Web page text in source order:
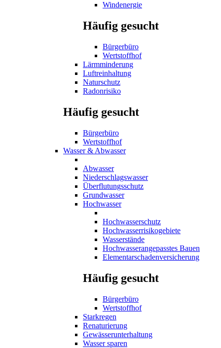
Windenergie
Häufig gesucht
Bürgerbüro
Wertstoffhof
Lärmminderung
Luftreinhaltung
Naturschutz
Radonrisiko
Häufig gesucht
Bürgerbüro
Wertstoffhof
Wasser & Abwasser
Abwasser
Niederschlagswasser
Überflutungsschutz
Grundwasser
Hochwasser
Hochwasserschutz
Hochwasserrisikogebiete
Wasserstände
Hochwasserangepasstes Bauen
Elementarschadenversicherung
Häufig gesucht
Bürgerbüro
Wertstoffhof
Starkregen
Renaturierung
Gewässerunterhaltung
Wasser sparen